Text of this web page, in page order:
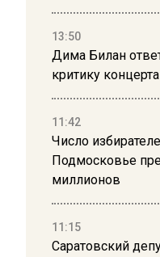
13:50
Дима Билан
критику
11:42
Число
Подмосковье
миллионов
11:15
Саратовский